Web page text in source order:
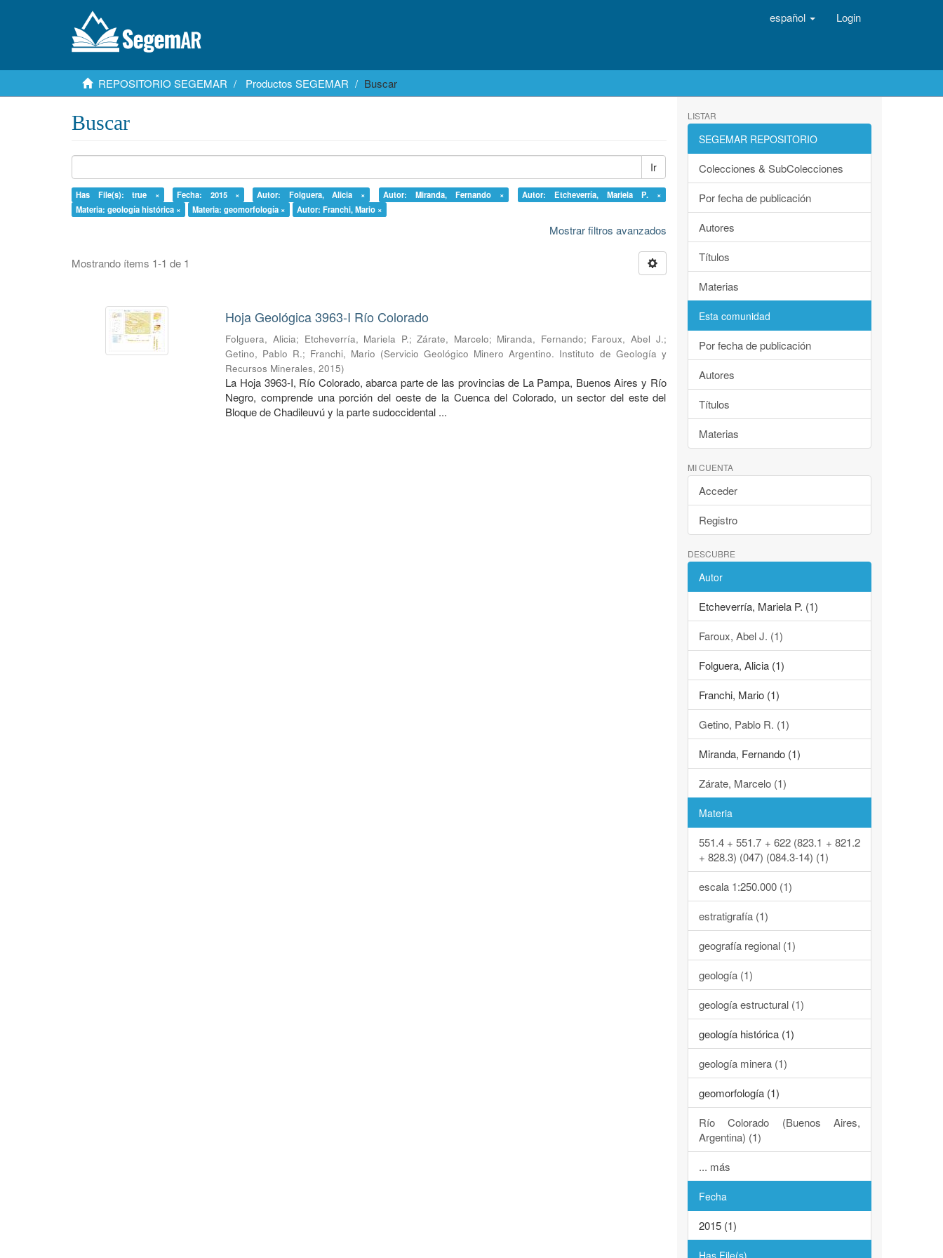
español Login
REPOSITORIO SEGEMAR Productos SEGEMAR Buscar
Buscar
Ir
Has File(s): true × Fecha: 2015 × Autor: Folguera, Alicia × Autor: Miranda, Fernando ×
Autor: Etcheverría, Mariela P. ×
Materia: geología histórica ×
Materia: geomorfología × Autor: Franchi, Mario ×
Mostrar filtros avanzados
Mostrando ítems 1-1 de 1
Hoja Geológica 3963-I Río Colorado
Folguera, Alicia; Etcheverría, Mariela P.;Zárate, Marcelo; Miranda, Fernando; Faroux, Abel J.;
Getino, Pablo R.; Franchi, Mario (Servicio Geológico Minero Argentino. Instituto de Geología y
Recursos Minerales,2015)
La Hoja 3963-I, Río Colorado, abarca parte de las provincias de La Pampa, Buenos Aires y Río
Negro, comprende una porción del oeste de la Cuenca del Colorado, un sector del este del
Bloque de Chadileuvú y la parte sudoccidental ...
LISTAR
SEGEMAR REPOSITORIO
Colecciones & SubColecciones
Por fecha de publicación
Autores
Títulos
Materias
Esta comunidad
Por fecha de publicación
Autores
Títulos
Materias
MI CUENTA
Acceder
Registro
DESCUBRE
Autor
Etcheverría, Mariela P. (1)
Faroux, Abel J. (1)
Folguera, Alicia (1)
Franchi, Mario (1)
Getino, Pablo R. (1)
Miranda, Fernando (1)
Zárate, Marcelo (1)
Materia
551.4 + 551.7 + 622 (823.1 + 821.2
+ 828.3) (047) (084.3-14) (1)
escala 1:250.000 (1)
estratigrafía (1)
geografía regional (1)
geología (1)
geología estructural (1)
geología histórica (1)
geología minera (1)
geomorfología (1)
Río Colorado (Buenos Aires,
Argentina) (1)
... más
Fecha
2015 (1)
Has File(s)